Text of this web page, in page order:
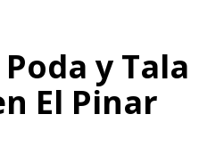
y Tala
El Pinar